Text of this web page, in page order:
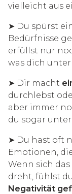
vielleicht aus
➤ Du spürst
Bedürfnisse
erfüllst nur
was dich unter
➤ Dir macht
durchlebst
aber immer
du sogar unter
➤ Du hast oft
Emotionen,
Wenn sich
dreht, fühlst
Negativität